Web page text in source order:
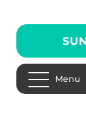
Menu